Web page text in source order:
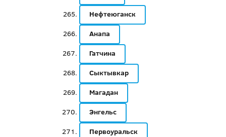
Нефтеюганск
Анапа
Гатчина
Сыктывкар
Магадан
Энгельс
Первоуральск